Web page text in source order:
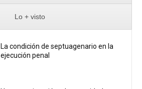
Lo + visto
La condición de septuagenario en la
ejecución penal